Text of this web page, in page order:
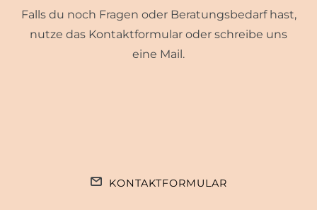
Falls du noch Fragen oder Beratungsbedarf hast,
nutze das Kontaktformular oder schreibe uns
eine Mail.
KONTAKTFORMULAR